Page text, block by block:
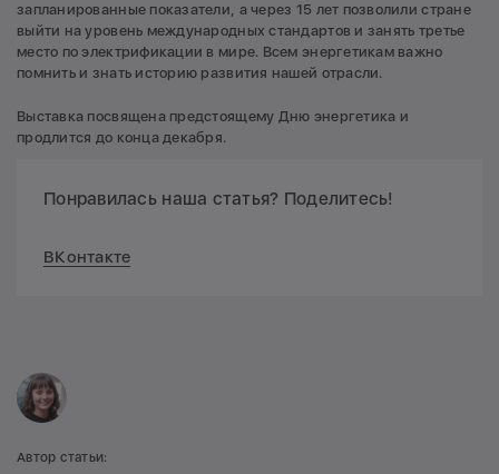
запланированные показатели, а через 15 лет позволили стране
выйти на уровень международных стандартов и занять третье
место по электрификации в мире. Всем энергетикам важно
помнить и знать историю развития нашей отрасли.
Выставка посвящена предстоящему Дню энергетика и
продлится до конца декабря.
Понравилась наша статья? Поделитесь!
ВКонтакте
Автор статьи: